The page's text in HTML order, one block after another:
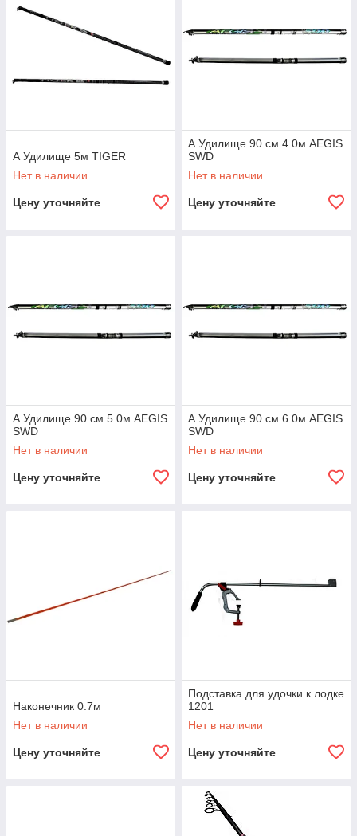
А Удилище 5м TIGER
Нет в наличии
Цену уточняйте
А Удилище 90 см 4.0м AEGIS
SWD
Нет в наличии
Цену уточняйте
А Удилище 90 см 5.0м AEGIS
SWD
Нет в наличии
Цену уточняйте
А Удилище 90 см 6.0м AEGIS
SWD
Нет в наличии
Цену уточняйте
Наконечник 0.7м
Нет в наличии
Цену уточняйте
Подставка для удочки к лодке
1201
Нет в наличии
Цену уточняйте